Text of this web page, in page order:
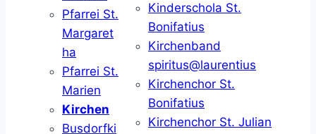
Pfarrei St.
Margaret
ha
Pfarrei St.
Marien
Kirchen
Busdorfki
Kinderschola St.
Bonifatius
Kirchenband
spiritus@laurentius
Kirchenchor St.
Bonifatius
Kirchenchor St. Julian